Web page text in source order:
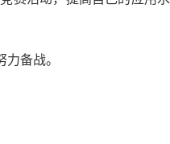
备战。